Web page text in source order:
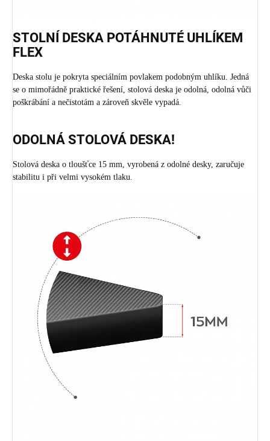
STOLNÍ DESKA POTÁHNUTÉ UHLÍKEM
FLEX
Deska stolu je pokryta speciálním povlakem podobným uhlíku. Jedná
se o mimořádně praktické řešení, stolová deska je odolná, odolná vůči
poškrábání a nečistotám a zároveň skvěle vypadá.
ODOLNÁ STOLOVÁ DESKA!
Stolová deska o tloušťce 15 mm, vyrobená z odolné desky, zaručuje
stabilitu i při velmi vysokém tlaku.